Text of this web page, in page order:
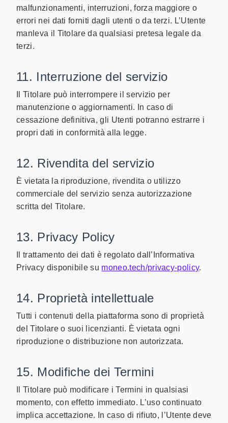
malfunzionamenti, interruzioni, forza maggiore o
errori nei dati forniti dagli utenti o da terzi. L’Utente
manleva il Titolare da qualsiasi pretesa legale da
terzi.
11. Interruzione del servizio
Il Titolare può interrompere il servizio per
manutenzione o aggiornamenti. In caso di
cessazione definitiva, gli Utenti potranno estrarre i
propri dati in conformità alla legge.
12. Rivendita del servizio
È vietata la riproduzione, rivendita o utilizzo
commerciale del servizio senza autorizzazione
scritta del Titolare.
13. Privacy Policy
Il trattamento dei dati è regolato dall’Informativa
Privacy disponibile su moneo.tech/privacy-policy.
14. Proprietà intellettuale
Tutti i contenuti della piattaforma sono di proprietà
del Titolare o suoi licenzianti. È vietata ogni
riproduzione o distribuzione non autorizzata.
15. Modifiche dei Termini
Il Titolare può modificare i Termini in qualsiasi
momento, con effetto immediato. L’uso continuato
implica accettazione. In caso di rifiuto, l’Utente deve